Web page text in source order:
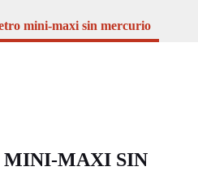
mini-maxi sin mercurio
MAXI SIN